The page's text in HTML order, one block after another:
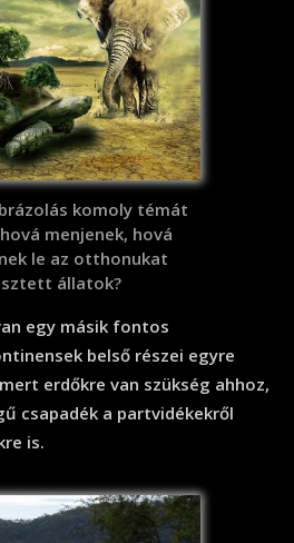
komoly témát
menjenek, hová
le az otthonukat
állatok?
egy másik fontos
belső részei egyre
erdőkre van szükség ahhoz,
csapadék a partvidékekről
is.